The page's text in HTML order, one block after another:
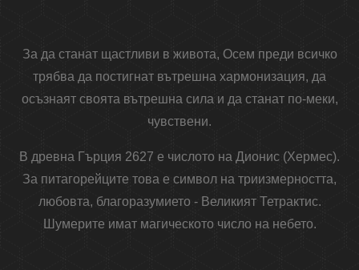
За да станат щастливи в живота, Осем преди всичко
трябва да постигнат вътрешна хармонизация, да
осъзнаят своята вътрешна сила и да станат по-меки,
чувствени.
В древна Гърция 2627 е числото на Дионис (Хермес).
За питагорейците това е символ на триизмерността,
любовта, благоразумието - Великият Тетрактис.
Шумерите имат магическото число на небето.